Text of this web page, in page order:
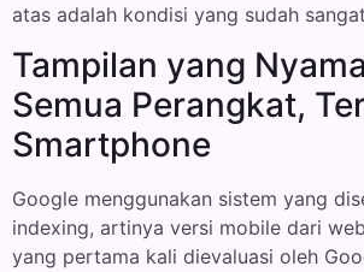
atas adalah kondisi yang sudah
Tampilan yang
Semua Perangkat,
Smartphone
Google menggunakan sistem yang
indexing, artinya versi mobile dari
yang pertama kali dievaluasi oleh